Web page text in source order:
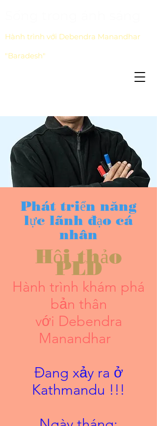
Hành trình với Debendra Manandhar
"Baradesh"
Phát triển năng
lực lãnh đạo cá
nhân
Hội thảo
PLD
Hành trình khám phá
bản thân
với Debendra
Manandhar
Đang xảy ra ở
Kathmandu !!!